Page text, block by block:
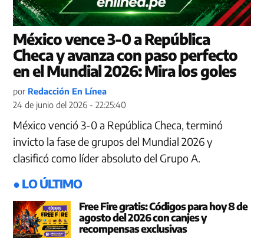
México vence 3-0 a República
Checa y avanza con paso perfecto
en el Mundial 2026: Mira los goles
por Redacción En Línea
24 de junio del 2026 - 22:25:40
México venció 3-0 a República Checa, terminó
invicto la fase de grupos del Mundial 2026 y
clasificó como líder absoluto del Grupo A.
● LO ÚLTIMO
Free Fire gratis: Códigos para hoy 8 de
agosto del 2026 con canjes y
recompensas exclusivas